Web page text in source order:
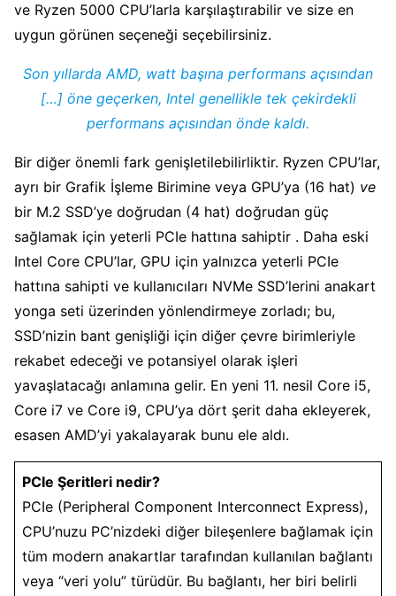
ve Ryzen 5000 CPU’larla karşılaştırabilir ve size en
uygun görünen seçeneği seçebilirsiniz.
Son yıllarda AMD, watt başına performans açısından
[…] öne geçerken, Intel genellikle tek çekirdekli
performans açısından önde kaldı.
Bir diğer önemli fark genişletilebilirliktir. Ryzen CPU’lar,
ayrı bir Grafik İşleme Birimine veya GPU’ya (16 hat) ve
bir M.2 SSD’ye doğrudan (4 hat) doğrudan güç
sağlamak için yeterli PCIe hattına sahiptir . Daha eski
Intel Core CPU’lar, GPU için yalnızca yeterli PCIe
hattına sahipti ve kullanıcıları NVMe SSD’lerini anakart
yonga seti üzerinden yönlendirmeye zorladı; bu,
SSD’nizin bant genişliği için diğer çevre birimleriyle
rekabet edeceği ve potansiyel olarak işleri
yavaşlatacağı anlamına gelir. En yeni 11. nesil Core i5,
Core i7 ve Core i9, CPU’ya dört şerit daha ekleyerek,
esasen AMD’yi yakalayarak bunu ele aldı.
PCIe Şeritleri nedir?
PCIe (Peripheral Component Interconnect Express),
CPU’nuzu PC’nizdeki diğer bileşenlere bağlamak için
tüm modern anakartlar tarafından kullanılan bağlantı
veya “veri yolu” türüdür. Bu bağlantı, her biri belirli